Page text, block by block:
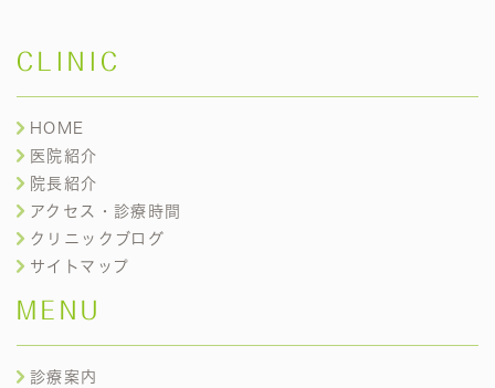
CLINIC
HOME
医院紹介
院長紹介
アクセス・診療時間
クリニックブログ
サイトマップ
MENU
診療案内